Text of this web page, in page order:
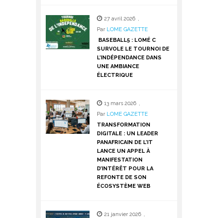
27 avril 2026 ,
Par LOME GAZETTE
BASEBALL5 : LOMÉ C
SURVOLE LE TOURNOI DE
L’INDÉPENDANCE DANS
UNE AMBIANCE
ÉLECTRIQUE
13 mars 2026 ,
Par LOME GAZETTE
TRANSFORMATION
DIGITALE : UN LEADER
PANAFRICAIN DE L’IT
LANCE UN APPEL À
MANIFESTATION
D’INTÉRÊT POUR LA
REFONTE DE SON
ÉCOSYSTÈME WEB
21 janvier 2026 ,